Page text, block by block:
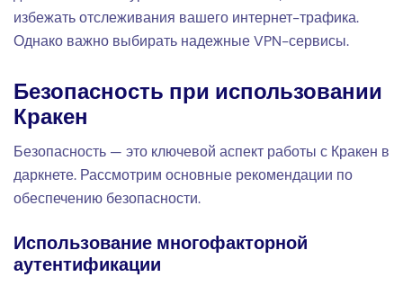
избежать отслеживания вашего интернет-трафика.
Однако важно выбирать надежные VPN-сервисы.
Безопасность при использовании
Кракен
Безопасность — это ключевой аспект работы с Кракен в
даркнете. Рассмотрим основные рекомендации по
обеспечению безопасности.
Использование многофакторной
аутентификации